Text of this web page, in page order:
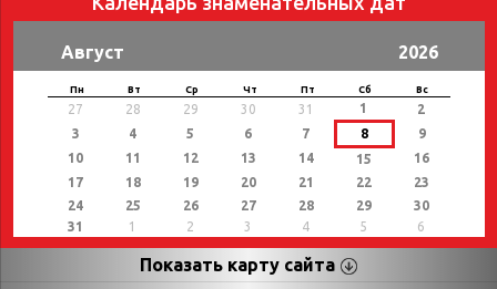
Август 2026
Пн Вт Ср Чт Пт Сб Вс
27 28 29 30 31 1
2
3
4 5 6 7 8
9
10
11 12 13 14 15
16
17
18 19 20 21 22
23
24
25 26 27 28 29
30
31
1 2 3 4 5 6
Показать карту сайта